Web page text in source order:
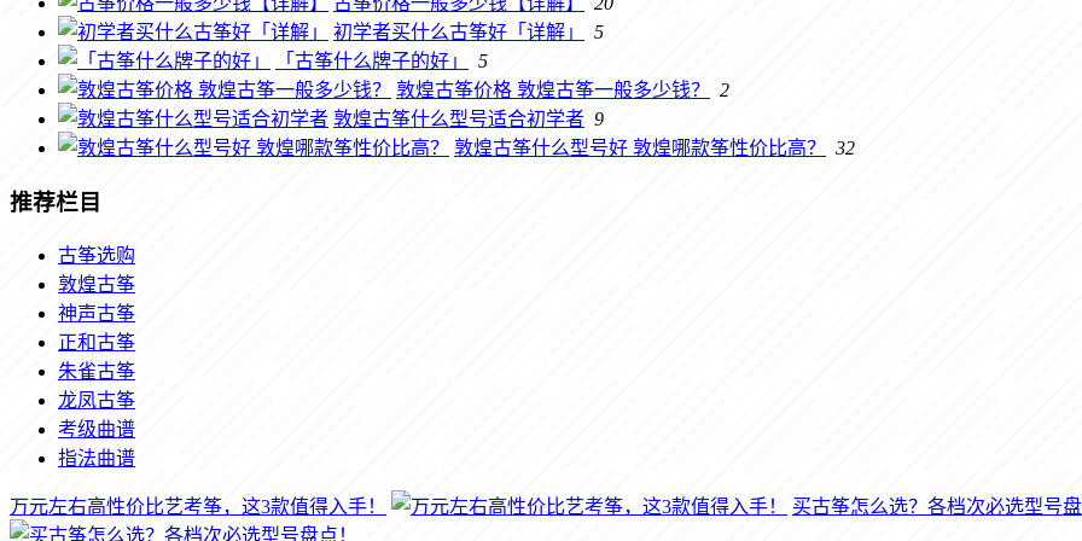
初学者买什么古筝好「详解」
5
「古筝什么牌子的好」
5
敦煌古筝价格 敦煌古筝一般多少钱？
2
敦煌古筝什么型号适合初学者 9
敦煌古筝什么型号好 敦煌哪款筝性价比高？
32
推荐栏目
古筝选购
敦煌古筝
神声古筝
正和古筝
朱雀古筝
龙凤古筝
考级曲谱
指法曲谱
万元左右高性价比艺考筝，这3款值得入手！ 买古筝怎么选？各档次必选型号